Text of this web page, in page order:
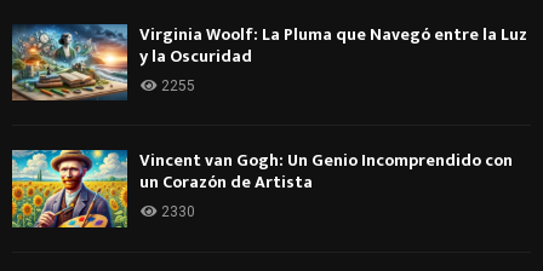
Virginia Woolf: La Pluma que Navegó entre la Luz
y la Oscuridad
2255
Vincent van Gogh: Un Genio Incomprendido con
un Corazón de Artista
2330